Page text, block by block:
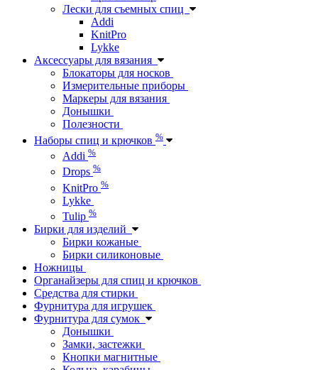
Лески для съемных спиц
Addi
KnitPro
Lykke
Аксессуары для вязания
Блокаторы для носков
Измерительные приборы
Маркеры для вязания
Донышки
Полезности
Наборы спиц и крючков %
Addi %
Drops %
KnitPro %
Lykke
Tulip %
Бирки для изделий
Бирки кожаные
Бирки силиконовые
Ножницы
Органайзеры для спиц и крючков
Средства для стирки
Фурнитура для игрушек
Фурнитура для сумок
Донышки
Замки, застежки
Кнопки магнитные